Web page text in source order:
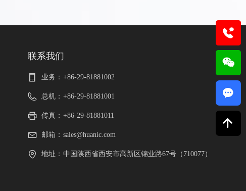
联系我们
业务： +86-29-81881002
总机： +86-29-81881001
传真： +86-29-81881011
邮箱： sales@huanic.com
地址： 中国陕西省西安市高新区锦业路67号（710077）
끁
녕